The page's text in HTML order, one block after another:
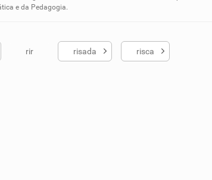
e da Pedagogia.
rir risada risca